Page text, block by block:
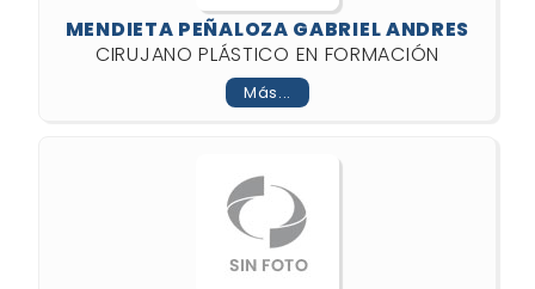
MENDIETA PEÑALOZA GABRIEL ANDRES
CIRUJANO PLÁSTICO EN FORMACIÓN
Más...